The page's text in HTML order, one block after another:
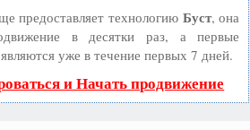
предоставляет технологию Буст, она
в десятки раз, а первые
уже в течение первых 7 дней.
и Начать продвижение